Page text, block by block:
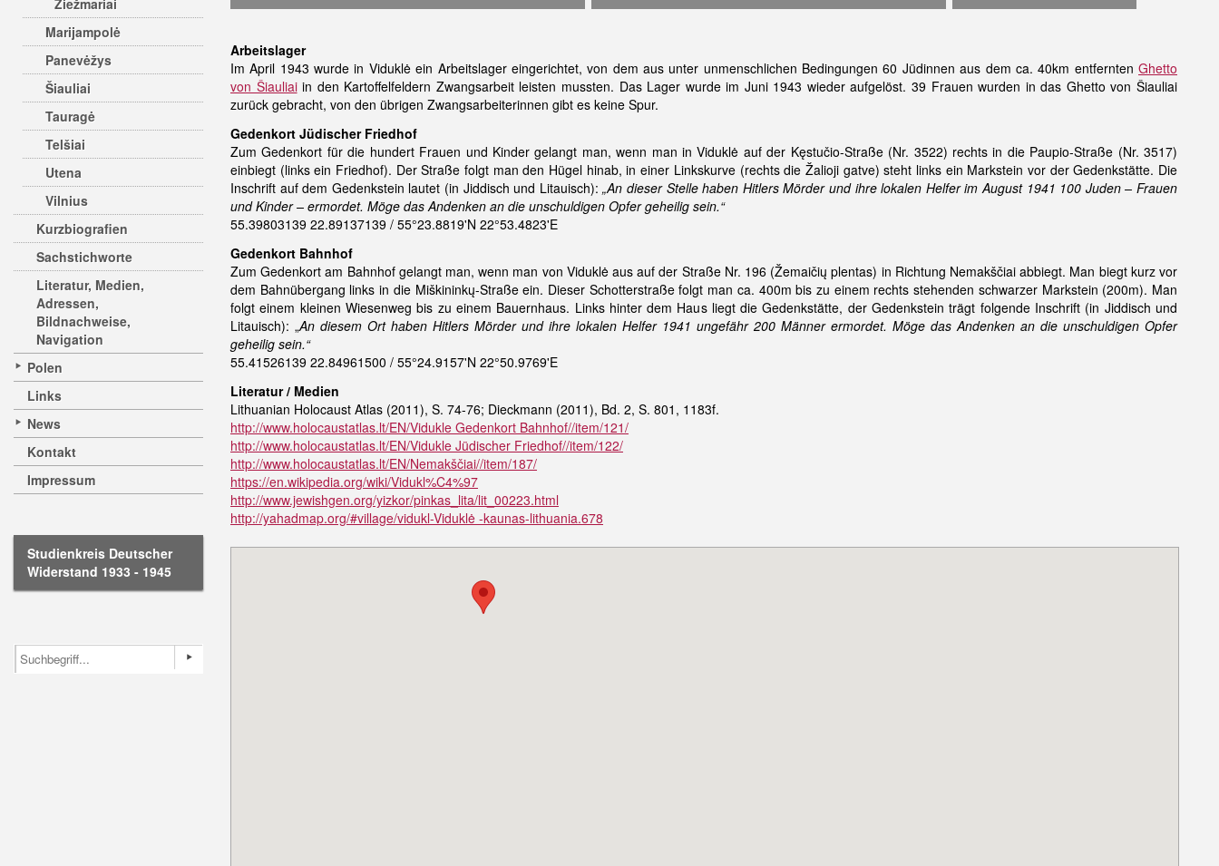
Žiežmariai
Marijampolė
Panevėžys
Šiauliai
Tauragė
Telšiai
Utena
Vilnius
Kurzbiografien
Sachstichworte
Literatur, Medien,
Adressen,
Bildnachweise,
Navigation
Polen
Links
News
Kontakt
Impressum
Studienkreis Deutscher
Widerstand 1933 - 1945
Arbeitslager
Im April 1943 wurde in Viduklė ein Arbeitslager eingerichtet, von dem aus unter unmenschlichen Bedingungen 60 Jüdinnen aus dem ca. 40km entfernten Ghetto
von Šiauliaiin den Kartoffelfeldern Zwangsarbeit leisten mussten. Das Lager wurde im Juni 1943 wieder aufgelöst. 39 Frauen wurden in das Ghetto von Šiauliai
zurück gebracht, von den übrigen Zwangsarbeiterinnen gibt es keine Spur.
Gedenkort Jüdischer Friedhof
Zum Gedenkort für die hundert Frauen und Kinder gelangt man, wenn man in Viduklė auf der Kęstučio-Straße (Nr. 3522) rechts in die Paupio-Straße (Nr. 3517)
einbiegt (links ein Friedhof). Der Straße folgt man den Hügel hinab, in einer Linkskurve (rechts die Žalioji gatve) steht links ein Markstein vor der Gedenkstätte. Die
Inschrift auf dem Gedenkstein lautet (in Jiddisch und Litauisch): „An dieser Stelle haben Hitlers Mörder und ihre lokalen Helfer im August 1941 100 Juden – Frauen
und Kinder – ermordet. Möge das Andenken an die unschuldigen Opfer geheilig sein.“
55.39803139 22.89137139 / 55°23.8819'N 22°53.4823'E
Gedenkort Bahnhof
Zum Gedenkort am Bahnhof gelangt man, wenn man von Viduklė aus auf der Straße Nr. 196 (Žemaičių plentas) in Richtung Nemakščiai abbiegt. Man biegt kurz vor
dem Bahnübergang links in die Miškininkų-Straße ein. Dieser Schotterstraße folgt man ca. 400m bis zu einem rechts stehenden schwarzer Markstein (200m). Man
folgt einem kleinen Wiesenweg bis zu einem Bauernhaus. Links hinter dem Haus liegt die Gedenkstätte, der Gedenkstein trägt folgende Inschrift (in Jiddisch und
Litauisch): „An diesem Ort haben Hitlers Mörder und ihre lokalen Helfer 1941 ungefähr 200 Männer ermordet. Möge das Andenken an die unschuldigen Opfer
geheilig sein.“
55.41526139 22.84961500 / 55°24.9157'N 22°50.9769'E
Literatur / Medien
Lithuanian Holocaust Atlas (2011), S. 74-76; Dieckmann (2011), Bd. 2, S. 801, 1183f.
http://www.holocaustatlas.lt/EN/Vidukle Gedenkort Bahnhof//item/121/
http://www.holocaustatlas.lt/EN/Vidukle Jüdischer Friedhof//item/122/
http://www.holocaustatlas.lt/EN/Nemakščiai//item/187/
https://en.wikipedia.org/wiki/Vidukl%C4%97
http://www.jewishgen.org/yizkor/pinkas_lita/lit_00223.html
http://yahadmap.org/#village/vidukl-Viduklė -kaunas-lithuania.678